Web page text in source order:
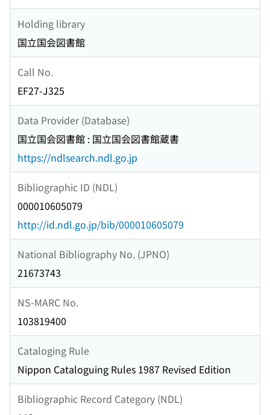
Holding library
国立国会図書館
Call No.
EF27-J325
Data Provider (Database)
国立国会図書館 : 国立国会図書館蔵書
https://ndlsearch.ndl.go.jp
Bibliographic ID (NDL)
000010605079
http://id.ndl.go.jp/bib/000010605079
National Bibliography No. (JPNO)
21673743
NS-MARC No.
103819400
Cataloging Rule
Nippon Cataloguing Rules 1987 Revised Edition
Bibliographic Record Category (NDL)